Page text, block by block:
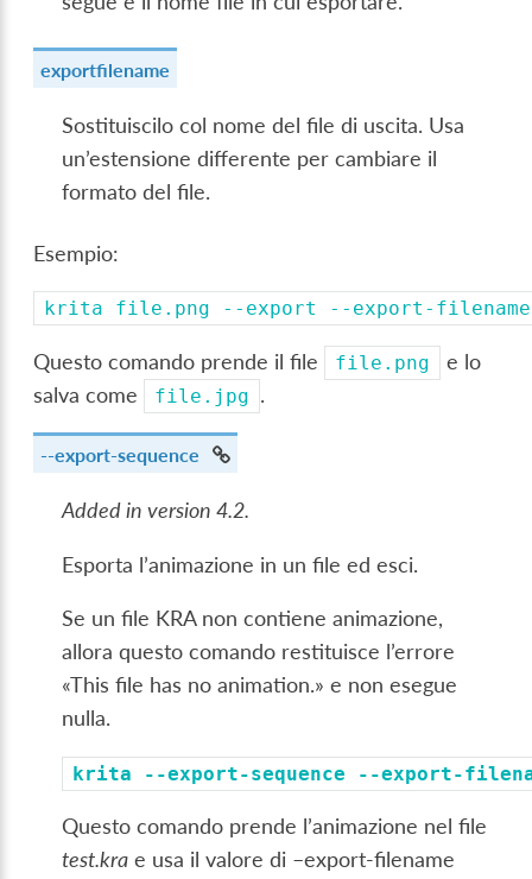
exportfilename
Sostituiscilo col nome del file di uscita. Usa
un’estensione differente per cambiare il
formato del file.
Esempio:
krita file.png --export --export-filename
Questo comando prende il file file.png
e lo
salva come
file.jpg .
--export-sequence
Added in version 4.2.
Esporta l’animazione in un file ed esci.
Se un file KRA non contiene animazione,
allora questo comando restituisce l’errore
«This file has no animation.» e non esegue
nulla.
krita --export-sequence --export-
Questo comando prende l’animazione nel file
test.kra e usa il valore di –export-filename